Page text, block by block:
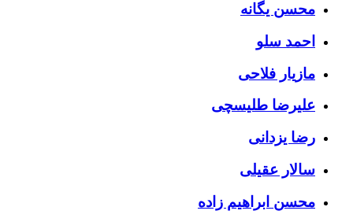
محسن یگانه
احمد سلو
مازیار فلاحی
علیرضا طلیسچی
رضا یزدانی
سالار عقیلی
محسن ابراهیم زاده